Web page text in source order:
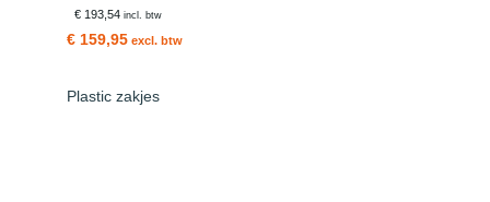
€ 193,54incl. btw
€ 159,95 excl. btw
Plastic zakjes